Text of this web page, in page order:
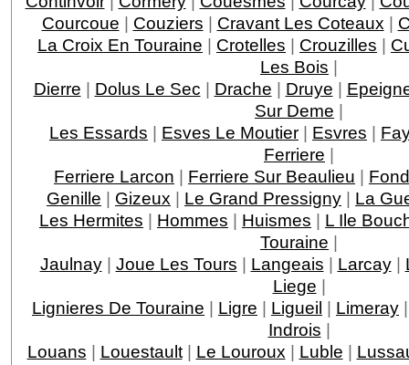
Courcoue | Couziers | Cravant Les Coteaux |
La Croix En Touraine | Crotelles | Crouzilles |
Les Bois |
Dierre | Dolus Le Sec | Drache | Druye |
Sur Deme |
Les Essards | Esves Le Moutier | Esvres |
Ferriere |
Ferriere Larcon | Ferriere Sur Beaulieu |
Genille | Gizeux | Le Grand Pressigny | La
Les Hermites | Hommes | Huismes | L Ile
Touraine |
Jaulnay| Joue Les Tours | Langeais | Larcay|
Liege |
Lignieres De Touraine | Ligre | Ligueil | Limeray
Indrois |
Louans | Louestault| Le Louroux | Luble |